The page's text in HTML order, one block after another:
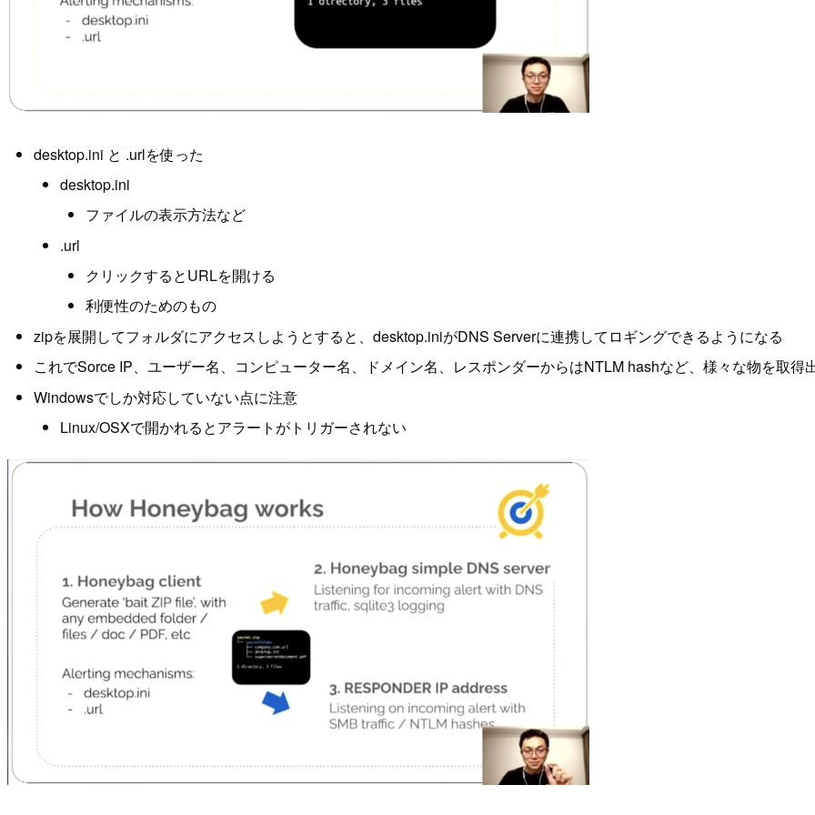
desktop.ini と .urlを使った
desktop.ini
ファイルの表示方法など
.url
クリックするとURLを開ける
利便性のためのもの
zipを展開してフォルダにアクセスしようとすると、desktop.iniがDNS Serverに連携してロギングできるようになる
これでSorce IP、ユーザー名、コンピューター名、ドメイン名、レスポンダーからはNTLM hashなど、様々な物を取得
Windowsでしか対応していない点に注意
Linux/OSXで開かれるとアラートがトリガーされない